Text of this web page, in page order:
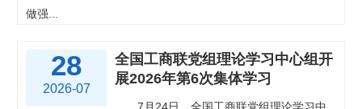
做强...
28
2026-07
全国工商联党组理论学习中心组开
展2026年第6次集体学习